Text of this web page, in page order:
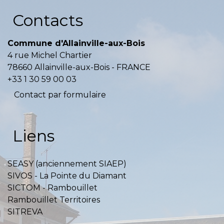
Contacts
Commune d'Allainville-aux-Bois
4 rue Michel Chartier
78660 Allainville-aux-Bois - FRANCE
+33 1 30 59 00 03
Contact par formulaire
Liens
SEASY (anciennement SIAEP)
SIVOS - La Pointe du Diamant
SICTOM - Rambouillet
Rambouillet Territoires
SITREVA